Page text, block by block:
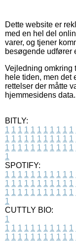
Dette website er
med en hel del
varer, og tjener
besøgende udfører
Vejledning omkring
hele tiden, men det
rettelser der måtte
hjemmesidens data.
BITLY:
1 1 1 1 1 1 1 1 1 1 1
1 1 1 1 1 1 1 1 1 1 1
1 1 1 1 1 1 1 1 1 1 1
1
SPOTIFY:
1 1 1 1 1 1 1 1 1 1 1
1 1 1 1 1 1 1 1 1 1 1
1 1 1 1 1 1 1 1 1 1 1
1
CUTTLY BIO:
1
1 1 1 1 1 1 1 1 1 1 1
1 1 1 1 1 1 1 1 1 1 1